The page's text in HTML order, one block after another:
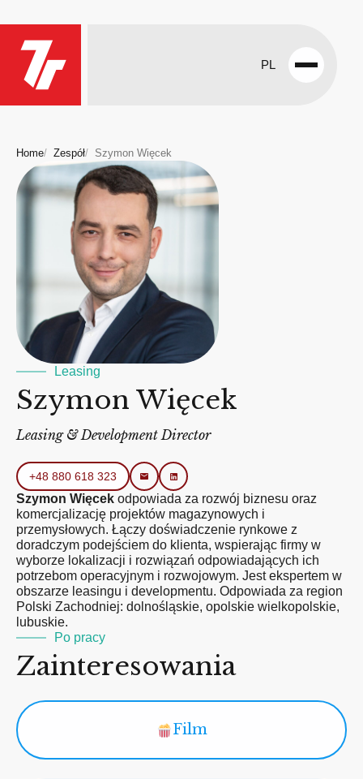
PL
Open
Home Zespół Szymon Więcek
Leasing
Szymon Więcek
Leasing & Development Director
+48 880 618 323
Szymon Więcek odpowiada za rozwój biznesu oraz
komercjalizację projektów magazynowych i
przemysłowych. Łączy doświadczenie rynkowe z
doradczym podejściem do klienta, wspierając firmy w
wyborze lokalizacji i rozwiązań odpowiadających ich
potrzebom operacyjnym i rozwojowym. Jest ekspertem w
obszarze leasingu i developmentu. Odpowiada za region
Polski Zachodniej: dolnośląskie, opolskie wielkopolskie,
lubuskie.
Po pracy
Zainteresowania
Film